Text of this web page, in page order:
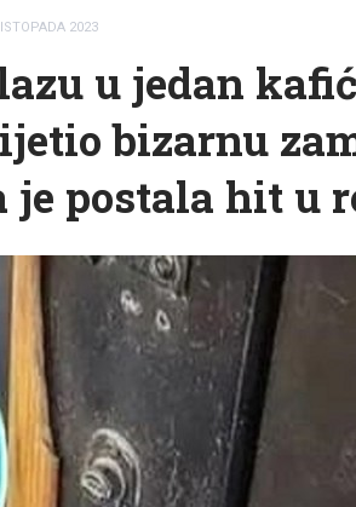
2023
u jedan
bizarnu
je postala hit u